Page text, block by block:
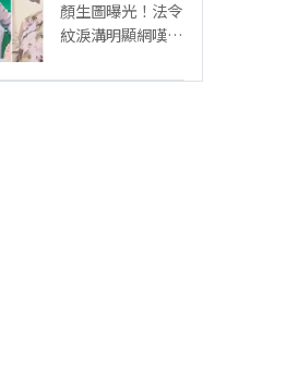
顏生圖曝光！法令
紋淚溝明顯網嘆：
老」